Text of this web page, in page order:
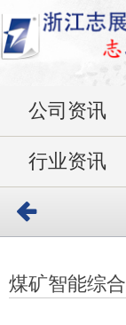
公司资讯
行业资讯